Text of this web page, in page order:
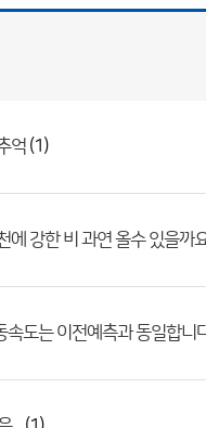
억 (1)
에 강한 비 과연 올수 있을까
속도는 이전예측과 동일합니